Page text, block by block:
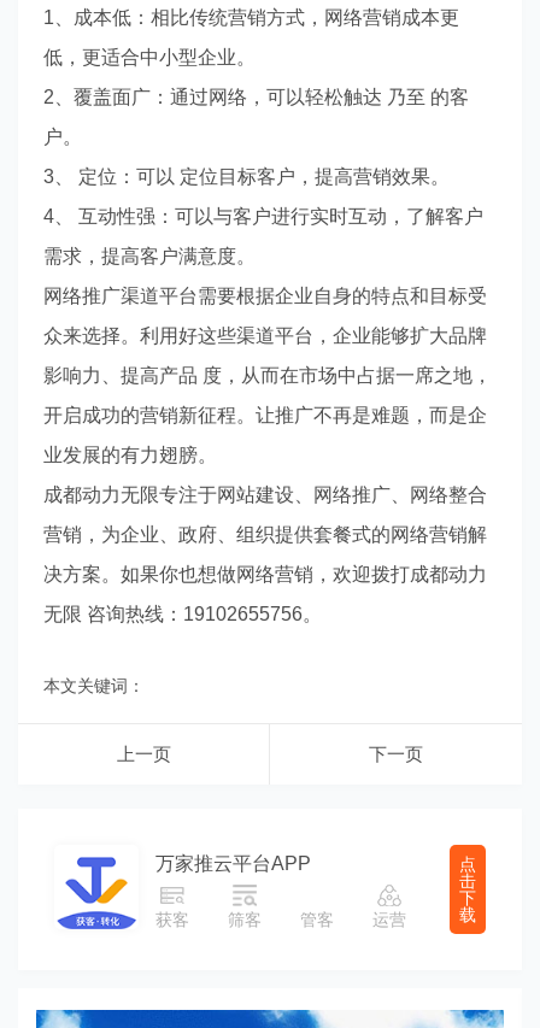
1、成本低：相比传统营销方式，网络营销成本更
低，更适合中小型企业。
2、覆盖面广：通过网络，可以轻松触达 乃至 的客
户。
3、 定位：可以 定位目标客户，提高营销效果。
4、 互动性强：可以与客户进行实时互动，了解客户
需求，提高客户满意度。
网络推广渠道平台需要根据企业自身的特点和目标受
众来选择。利用好这些渠道平台，企业能够扩大品牌
影响力、提高产品 度，从而在市场中占据一席之地，
开启成功的营销新征程。让推广不再是难题，而是企
业发展的有力翅膀。
成都动力无限专注于网站建设、网络推广、网络整合
营销，为企业、政府、组织提供套餐式的网络营销解
决方案。如果你也想做网络营销，欢迎拨打成都动力
无限 咨询热线：19102655756。
本文关键词：
上一页 下一页
万家推云平台APP
获客 筛客 管客 运营
点
击
下
载